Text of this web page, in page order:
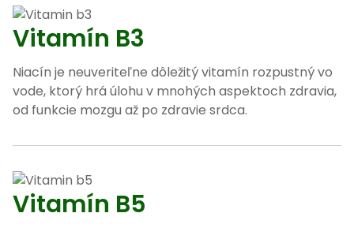
Vitamín B3
Niacín je neuveriteľne dôležitý vitamín rozpustný vo
vode, ktorý hrá úlohu v mnohých aspektoch zdravia,
od funkcie mozgu až po zdravie srdca.
Vitamín B5